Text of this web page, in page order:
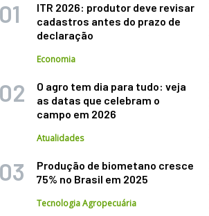
ITR 2026: produtor deve revisar
cadastros antes do prazo de
declaração
Economia
O agro tem dia para tudo: veja
as datas que celebram o
campo em 2026
Atualidades
Produção de biometano cresce
75% no Brasil em 2025
Tecnologia Agropecuária